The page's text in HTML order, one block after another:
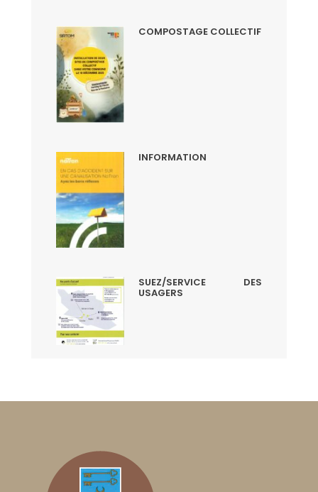
COMPOSTAGE COLLECTIF
INFORMATION
SUEZ/SERVICE DES
USAGERS